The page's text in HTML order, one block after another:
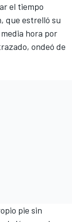
el tiempo
, que estrelló su
hora por
ondeó de
pie sin